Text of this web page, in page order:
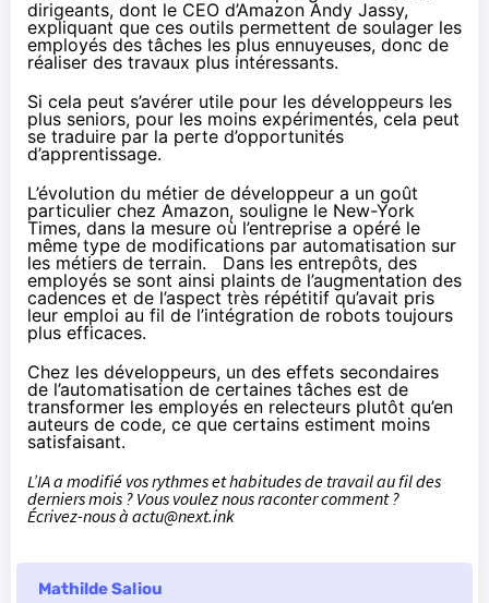
dirigeants, dont le CEO d’Amazon Andy Jassy,
expliquant que ces outils permettent de soulager les
employés des tâches les plus ennuyeuses, donc de
réaliser des travaux plus intéressants.
Si cela peut s’avérer utile pour les développeurs les
plus seniors, pour les moins expérimentés, cela peut
se traduire par la perte d’opportunités
d’apprentissage.
L’évolution du métier de développeur a un goût
particulier chez Amazon, souligne le New-York
Times, dans la mesure où l’entreprise a opéré le
même type de modifications par automatisation sur
les métiers de terrain. Dans les entrepôts, des
employés se sont ainsi plaints de l’augmentation des
cadences et de l’aspect très répétitif qu’avait pris
leur emploi au fil de l’intégration de robots toujours
plus efficaces.
Chez les développeurs, un des effets secondaires
de l’automatisation de certaines tâches est de
transformer les employés en relecteurs plutôt qu’en
auteurs de code, ce que certains estiment moins
satisfaisant.
L’IA a modifié vos rythmes et habitudes de travail au fil des
derniers mois ? Vous voulez nous raconter comment ?
Écrivez-nous à actu@next.ink
Mathilde Saliou